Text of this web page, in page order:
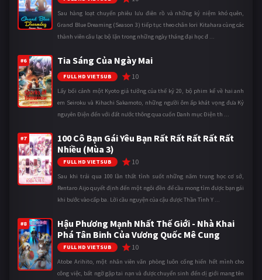
Sau hàng loạt chuyến phiêu lưu điên rồ và những kỷ niệm khó quên,
Grand Blue Dreaming (Season 3) tiếp tục theo chân Iori Kitahara cùng các
thành viên câu lạc bộ lặn trong những ngày tháng đại học đ ...
#6 Tia Sáng Của Ngày Mai
FULL HD VIETSUB 10
Lấy bối cảnh một Kyoto giả tưởng của thế kỷ 20, bộ phim kể về hai anh
em Seiroku và Kihachi Sakamoto, những người ôm ấp khát vọng đưa Kỷ
nguyên Điện đến với đất nước thông qua cuốn Danh mục Điện th ...
#7
100 Cô Bạn Gái Yêu Bạn Rất Rất Rất Rất Rất
Nhiều (Mùa 3)
FULL HD VIETSUB 10
Sau khi trải qua 100 lần thất tình suốt những năm trung học cơ sở,
Rentaro Aijo quyết định đến một ngôi đền để cầu mong tìm được bạn gái
khi bước vào cấp ba. Lời cầu nguyện của cậu được Thần Tình Y ...
#8
Hậu Phương Mạnh Nhất Thế Giới - Nhà Khai
Phá Tân Binh Của Vương Quốc Mê Cung
FULL HD VIETSUB 10
Atobe Arihito, một nhân viên văn phòng luôn cống hiến hết mình cho
công việc, bất ngờ gặp tai nạn và được chuyển sinh đến dị giới mang tên